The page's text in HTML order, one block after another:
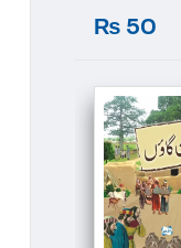
₨ 50